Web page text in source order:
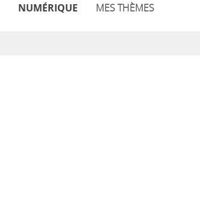
NUMÉRIQUE MES THÈMES